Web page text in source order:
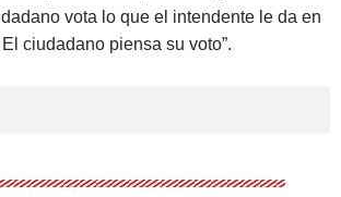
vota lo que el intendente le da en
ciudadano piensa su voto”.